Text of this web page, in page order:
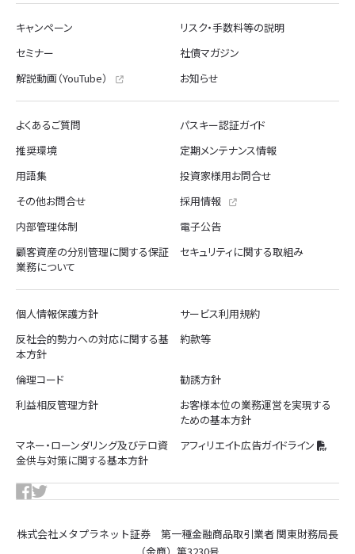
キャンペーン
リスク・手数料等の説明
セミナー
社債マガジン
解説動画（YouTube）
お知らせ
よくあるご質問
パスキー認証ガイド
推奨環境
定期メンテナンス情報
用語集
投資家様用お問合せ
その他お問合せ
採用情報
内部管理体制
電子公告
顧客資産の分別管理に関する保証
業務について
セキュリティに関する取組み
個人情報保護方針
サービス利用規約
反社会的勢力への対応に関する基
本方針
約款等
倫理コード
勧誘方針
利益相反管理方針
お客様本位の業務運営を実現する
ための基本方針
マネー・ローンダリング及びテロ資
金供与対策に関する基本方針
アフィリエイト広告ガイドライン
株式会社メタプラネット証券 第一種金融商品取引業者 関東財務局長